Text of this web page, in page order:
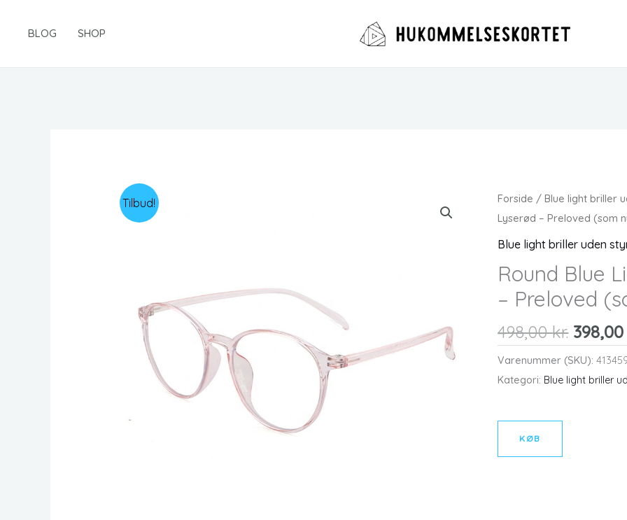
BLOG SHOP
Tilbud! Forside /Blue light briller
Lyserød – Preloved (som
Blue light briller uden
Round Blue
– Preloved
498,00kr. Den
pris
var:
398,00
Varenummer (SKU):
Kategori: Blue light briller
KØB